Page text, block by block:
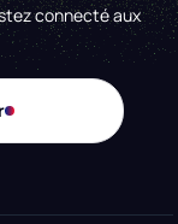
connecté aux